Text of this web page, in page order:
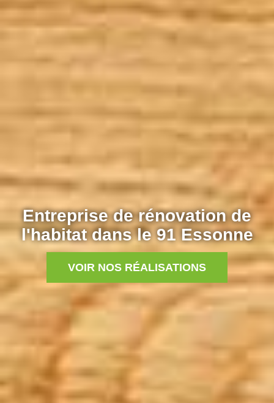
Entreprise de rénovation de
l'habitat dans le 91 Essonne
VOIR NOS RÉALISATIONS